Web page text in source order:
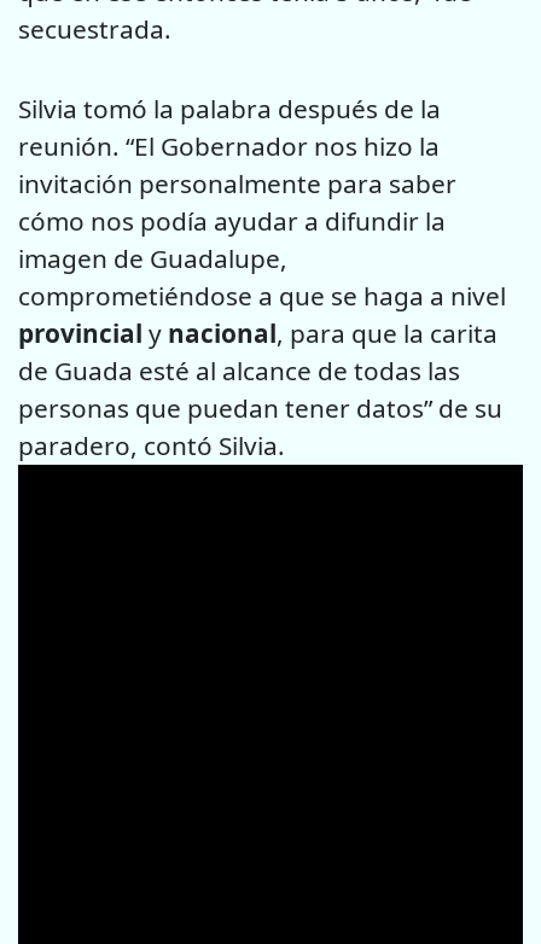
secuestrada.
Silvia tomó la palabra después de la
reunión. “El Gobernador nos hizo la
invitación personalmente para saber
cómo nos podía ayudar a difundir la
imagen de Guadalupe,
comprometiéndose a que se haga a nivel
provincial y nacional, para que la carita
de Guada esté al alcance de todas las
personas que puedan tener datos” de su
paradero, contó Silvia.